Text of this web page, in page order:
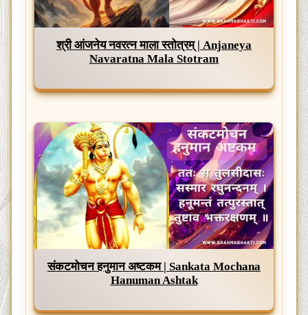
श्री आंजनेय नवरत्न माला स्तोत्रम् | Anjaneya
Navaratna Mala Stotram
संकटमोचन हनुमान अष्टकम | Sankata Mochana
Hanuman Ashtak